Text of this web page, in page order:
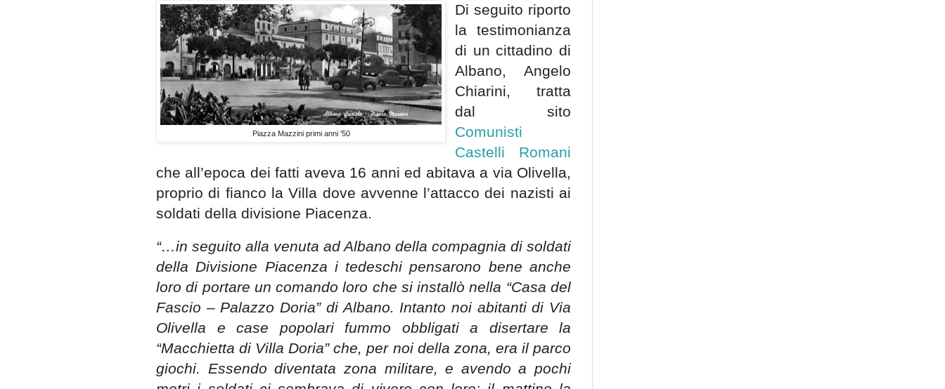
Piazza Mazzini primi anni '50
Di seguito riporto
la testimonianza
di un cittadino di
Albano, Angelo
Chiarini, tratta
dal sito
Comunisti
Castelli Romani
che all’epoca dei fatti aveva 16 anni ed abitava a via Olivella,
proprio di fianco la Villa dove avvenne l’attacco dei nazisti ai
soldati della divisione Piacenza.
“…in seguito alla venuta ad Albano della compagnia di soldati
della Divisione Piacenza i tedeschi pensarono bene anche
loro di portare un comando loro che si installò nella “Casa del
Fascio – Palazzo Doria” di Albano. Intanto noi abitanti di Via
Olivella e case popolari fummo obbligati a disertare la
“Macchietta di Villa Doria” che, per noi della zona, era il parco
giochi. Essendo diventata zona militare, e avendo a pochi